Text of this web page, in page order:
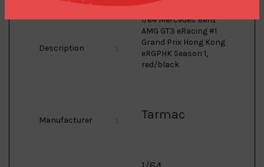
Description :
1/64 Mercedes Benz
AMG GT3 eRacing #1
Grand Prix Hong Kong
eRGPHK Season 1,
red/black
Manufacturer : Tarmac